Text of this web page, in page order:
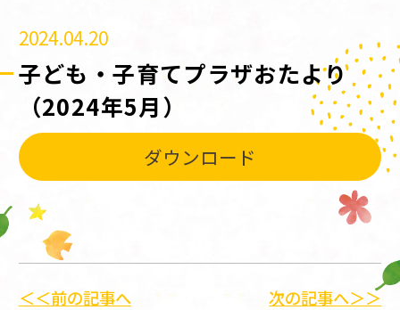
2024.04.20
子ども・子育てプラザおたより
（2024年5月）
ダウンロード
＜＜前の記事へ 次の記事へ＞＞